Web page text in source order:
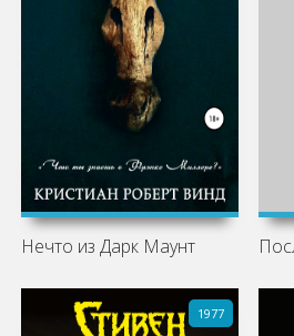
Нечто из Дарк Маунт
1977